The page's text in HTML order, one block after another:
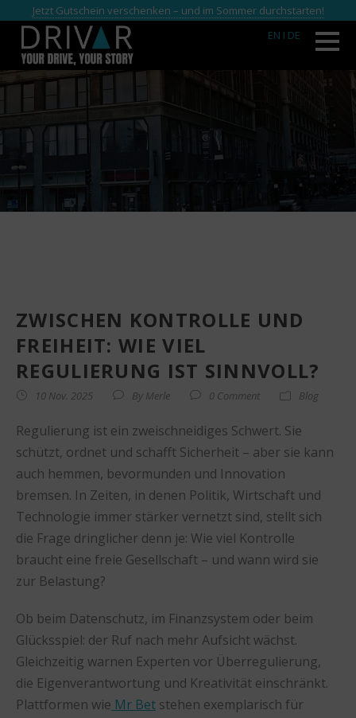
Jetzt Gutschein verschenken – und im Sommer durchstarten!
EN I DE
ZWISCHEN KONTROLLE UND
FREIHEIT: WIE VIEL
REGULIERUNG IST SINNVOLL?
10 Nov. 2025 By Merle 0 Comment Blog
Regulierung ist ein zweischneidiges Schwert. Sie
schützt, ordnet und schafft Sicherheit – aber sie kann
auch hemmen, bevormunden und Innovation
bremsen. In Zeiten, in denen Politik, Wirtschaft und
Technologie immer stärker vernetzt sind, stellt sich
die Frage dringlicher denn je: Wie viel Kontrolle
braucht eine freie Gesellschaft – und wann wird sie
zur Belastung?
Ob beim Datenschutz, im Finanzsystem oder beim
Glücksspiel: der Ruf nach mehr Aufsicht wächst.
Gleichzeitig warnen Experten vor Überregulierung,
die Eigenverantwortung und Kreativität einschränkt.
Plattformen wie Mr Bet stehen exemplarisch für